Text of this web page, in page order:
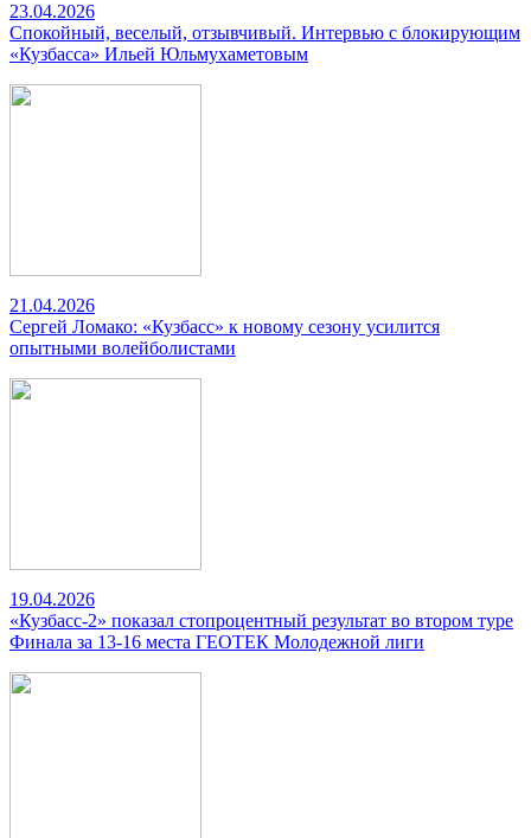
23.04.2026
Спокойный, веселый, отзывчивый. Интервью с блокирующим
«Кузбасса» Ильей Юльмухаметовым
21.04.2026
Сергей Ломако: «Кузбасс» к новому сезону усилится
опытными волейболистами
19.04.2026
«Кузбасс-2» показал стопроцентный результат во втором туре
Финала за 13-16 места ГЕОТЕК Молодежной лиги